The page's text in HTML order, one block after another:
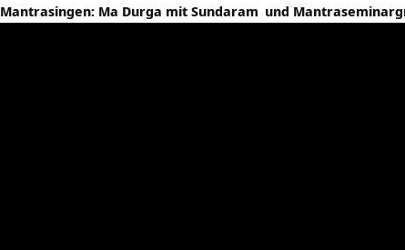
Mantrasingen: Ma Durga mit Sundaram und